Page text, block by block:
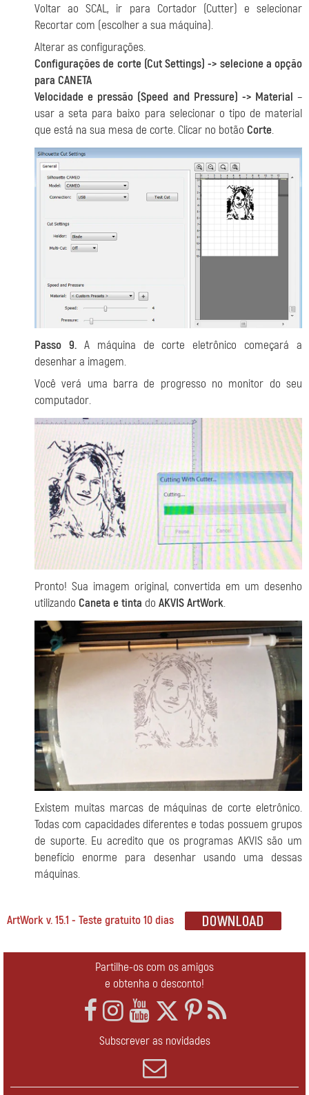
Voltar ao SCAL, ir para Cortador (Cutter) e selecionar
Recortar com (escolher a sua máquina).
Alterar as configurações.
Configurações de corte (Cut Settings) -> selecione a opção
para CANETA
Velocidade e pressão (Speed and Pressure) -> Material –
usar a seta para baixo para selecionar o tipo de material
que está na sua mesa de corte. Clicar no botão Corte.
Passo 9.A máquina de corte eletrônico começará a
desenhar a imagem.
Você verá uma barra de progresso no monitor do seu
computador.
Pronto! Sua imagem original, convertida em um desenho
utilizando Caneta e tinta do AKVIS ArtWork.
Existem muitas marcas de máquinas de corte eletrônico.
Todas com capacidades diferentes e todas possuem grupos
de suporte. Eu acredito que os programas AKVIS são um
benefício enorme para desenhar usando uma dessas
máquinas.
ArtWork v. 15.1 - Teste gratuito 10 dias
Partilhe-os com os amigos
e obtenha o desconto!
Subscrever as novidades